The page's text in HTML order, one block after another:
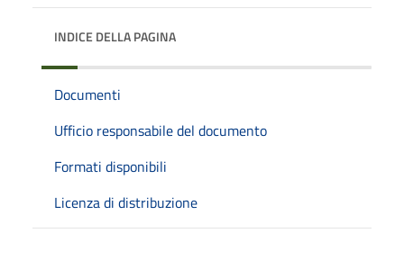
INDICE DELLA PAGINA
Documenti
Ufficio responsabile del documento
Formati disponibili
Licenza di distribuzione